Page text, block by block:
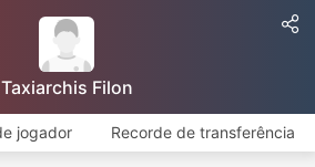
Taxiarchis Filon
jogador Recorde de transferência